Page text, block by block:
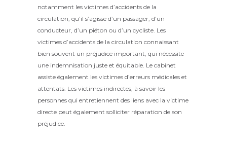
notamment les victimes d’accidents de la
circulation, qu’il s’agisse d’un passager, d’un
conducteur, d’un piéton ou d’un cycliste. Les
victimes d’accidents de la circulation connaissant
bien souvent un préjudice important, qui nécessite
une indemnisation juste et équitable. Le cabinet
assiste également les victimes d’erreurs médicales et
attentats. Les victimes indirectes, à savoir les
personnes qui entretiennent des liens avec la victime
directe peut également solliciter réparation de son
préjudice.